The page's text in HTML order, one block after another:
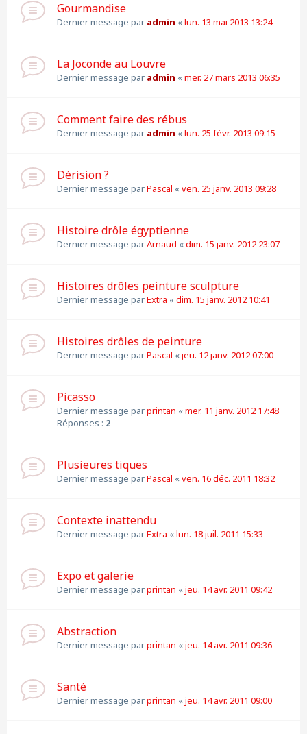
Gourmandise
Dernier message par admin «lun. 13 mai 2013 13:24
La Joconde au Louvre
Dernier message par admin «mer. 27 mars 2013 06:35
Comment faire des rébus
Dernier message par admin «lun. 25 févr. 2013 09:15
Dérision ?
Dernier message parPascal «ven. 25 janv. 2013 09:28
Histoire drôle égyptienne
Dernier message parArnaud «dim. 15 janv. 2012 23:07
Histoires drôles peinture sculpture
Dernier message parExtra «dim. 15 janv. 2012 10:41
Histoires drôles de peinture
Dernier message parPascal «jeu. 12 janv. 2012 07:00
Picasso
Dernier message parprintan «mer. 11 janv. 2012 17:48
Réponses : 2
Plusieures tiques
Dernier message parPascal «ven. 16 déc. 2011 18:32
Contexte inattendu
Dernier message parExtra «lun. 18 juil. 2011 15:33
Expo et galerie
Dernier message parprintan «jeu. 14 avr. 2011 09:42
Abstraction
Dernier message parprintan «jeu. 14 avr. 2011 09:36
Santé
Dernier message parprintan «jeu. 14 avr. 2011 09:00